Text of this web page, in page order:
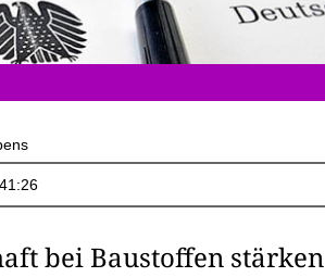
bei Baustoffen stärken